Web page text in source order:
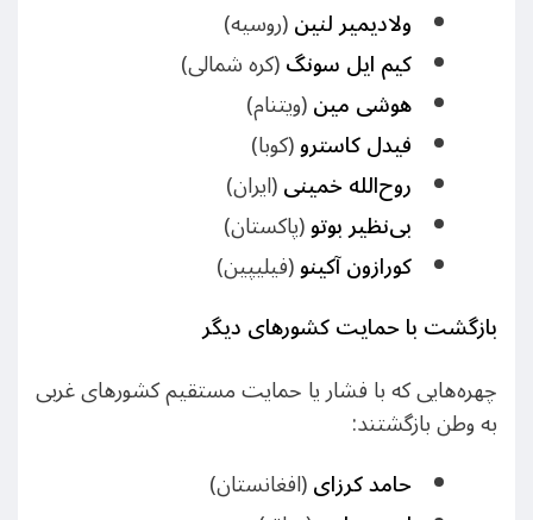
ولادیمیر لنین(روسیه)
کیم ایل سونگ(کره شمالی)
هوشی مین(ویتنام)
فیدل کاسترو(کوبا)
روح‌الله خمینی(ایران)
بی‌نظیر بوتو(پاکستان)
کورازون آکینو(فیلیپین)
بازگشت با حمایت کشورهای دیگر
چهره‌هایی که با فشار یا حمایت مستقیم کشورهای غربی
به وطن بازگشتند:
حامد کرزای(افغانستان)